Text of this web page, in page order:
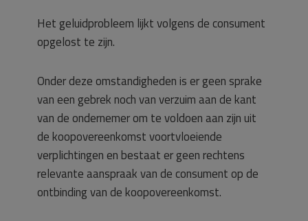
Het geluidprobleem lijkt volgens de consument
opgelost te zijn.
Onder deze omstandigheden is er geen sprake
van een gebrek noch van verzuim aan de kant
van de ondernemer om te voldoen aan zijn uit
de koopovereenkomst voortvloeiende
verplichtingen en bestaat er geen rechtens
relevante aanspraak van de consument op de
ontbinding van de koopovereenkomst.